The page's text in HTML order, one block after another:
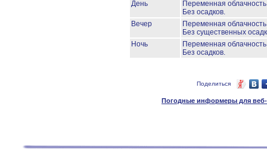
День
Переменная
Без осадков.
Вечер
Переменная
Без существенных
Ночь
Переменная
Без осадков.
Поделиться
Погодные информеры для веб-